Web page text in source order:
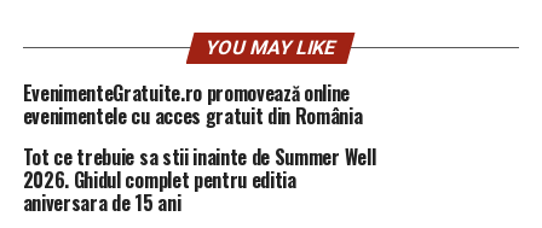
YOU MAY LIKE
EvenimenteGratuite.ro promovează online
evenimentele cu acces gratuit din România
Tot ce trebuie sa stii inainte de Summer Well
2026. Ghidul complet pentru editia
aniversara de 15 ani